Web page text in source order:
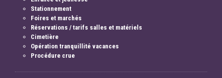
Stationnement
Foires et marchés
Réservations / tarifs salles et matériels
Cimetière
Opération tranquillité vacances
Procédure crue